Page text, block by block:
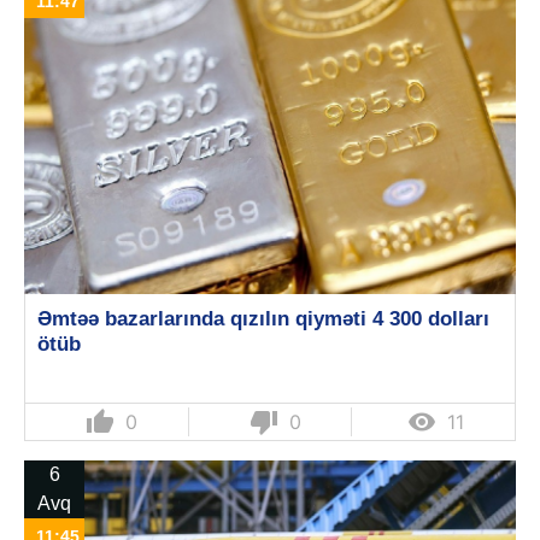
Əmtəə bazarlarında qızılın qiyməti 4 300 dolları
ötüb
thumb_up 0 thumb_down 0  11
6
Avq